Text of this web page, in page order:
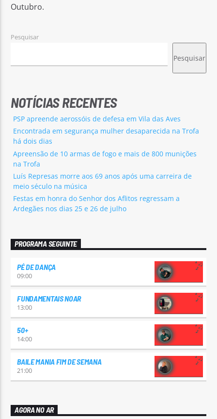
Rádio No ar
Outubro.
Pesquisar
Pesquisar
NOTÍCIAS RECENTES
PSP apreende aerossóis de defesa em Vila das Aves
Encontrada em segurança mulher desaparecida na Trofa
há dois dias
Apreensão de 10 armas de fogo e mais de 800 munições
na Trofa
Luís Represas morre aos 69 anos após uma carreira de
meio século na música
Festas em honra do Senhor dos Aflitos regressam a
Ardegães nos dias 25 e 26 de julho
PROGRAMA SEGUINTE
PÉ DE DANÇA
09:00
FUNDAMENTAIS NOAR
13:00
50+
14:00
BAILE MANIA FIM DE SEMANA
21:00
AGORA NO AR